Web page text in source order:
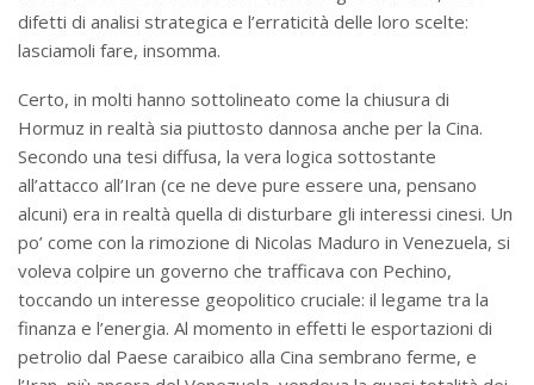
difetti di analisi strategica e l’erraticità delle loro scelte:
lasciamoli fare, insomma.
Certo, in molti hanno sottolineato come la chiusura di
Hormuz in realtà sia piuttosto dannosa anche per la Cina.
Secondo una tesi diffusa, la vera logica sottostante
all’attacco all’Iran (ce ne deve pure essere una, pensano
alcuni) era in realtà quella di disturbare gli interessi cinesi. Un
po’ come con la rimozione di Nicolas Maduro in Venezuela, si
voleva colpire un governo che trafficava con Pechino,
toccando un interesse geopolitico cruciale: il legame tra la
finanza e l’energia. Al momento in effetti le esportazioni di
petrolio dal Paese caraibico alla Cina sembrano ferme, e